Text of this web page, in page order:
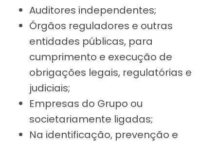
Auditores independentes;
Órgãos reguladores e outras
entidades públicas, para
cumprimento e execução de
obrigações legais, regulatórias e
judiciais;
Empresas do Grupo ou
societariamente ligadas;
Na identificação, prevenção e